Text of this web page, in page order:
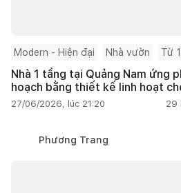
Modern - Hiện đại Nhà vườn Từ
Nhà 1 tầng tại Quảng Nam ứng
hoạch bằng thiết kế linh hoạt
27/06/2026, lúc 21:20 29
Phương Trang